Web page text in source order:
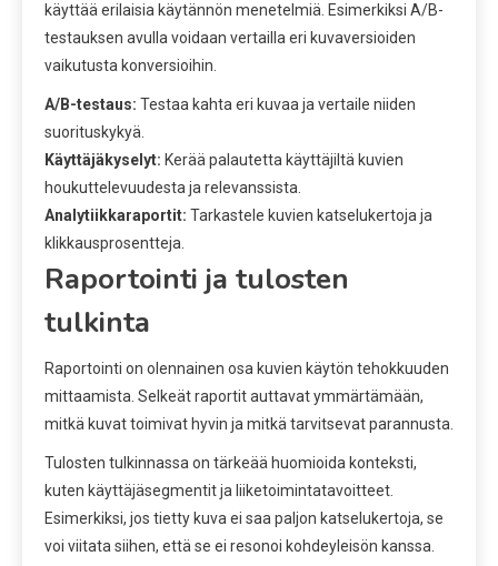
käyttää erilaisia käytännön menetelmiä. Esimerkiksi A/B-
testauksen avulla voidaan vertailla eri kuvaversioiden
vaikutusta konversioihin.
A/B-testaus: Testaa kahta eri kuvaa ja vertaile niiden
suorituskykyä.
Käyttäjäkyselyt: Kerää palautetta käyttäjiltä kuvien
houkuttelevuudesta ja relevanssista.
Analytiikkaraportit: Tarkastele kuvien katselukertoja ja
klikkausprosentteja.
Raportointi ja tulosten
tulkinta
Raportointi on olennainen osa kuvien käytön tehokkuuden
mittaamista. Selkeät raportit auttavat ymmärtämään,
mitkä kuvat toimivat hyvin ja mitkä tarvitsevat parannusta.
Tulosten tulkinnassa on tärkeää huomioida konteksti,
kuten käyttäjäsegmentit ja liiketoimintatavoitteet.
Esimerkiksi, jos tietty kuva ei saa paljon katselukertoja, se
voi viitata siihen, että se ei resonoi kohdeyleisön kanssa.